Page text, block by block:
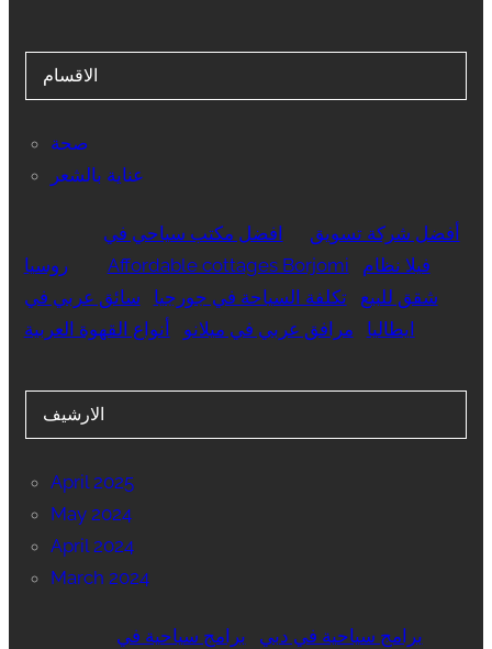
الاقسام
صحة
عناية بالشعر
أفضل شركة تسويق
افضل مكتب سياحي في
روسيا
Affordable cottages Borjomi
فيلا نظام
شقق للبيع
تكلفة السياحة في جورجيا
سائق عربي في
ايطاليا
مرافق عربي في ميلانو أنواع القهوة العربية
الارشيف
April 2025
May 2024
April 2024
March 2024
برامج سياحية في دبي
برامج سياحية في